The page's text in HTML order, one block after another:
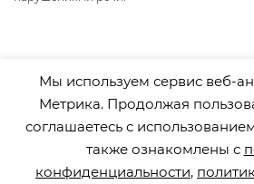
Мы используем сервис веб-
Метрика. Продолжая
соглашаетесь с
также ознакомлены с
конфиденциальности,